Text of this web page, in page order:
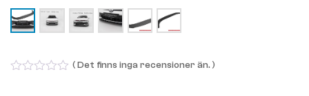
( Det finns inga recensioner än. )